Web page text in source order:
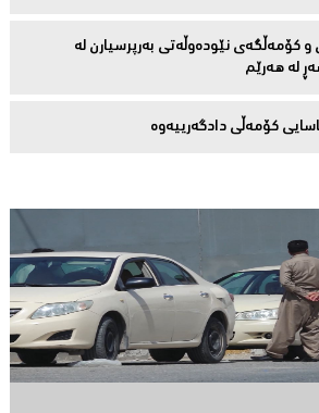
كۆمەڵگەی نێودەوڵەتی بەرپرسیارن لە
لە هەرێم
کۆمەڵی دادگەرییەوە